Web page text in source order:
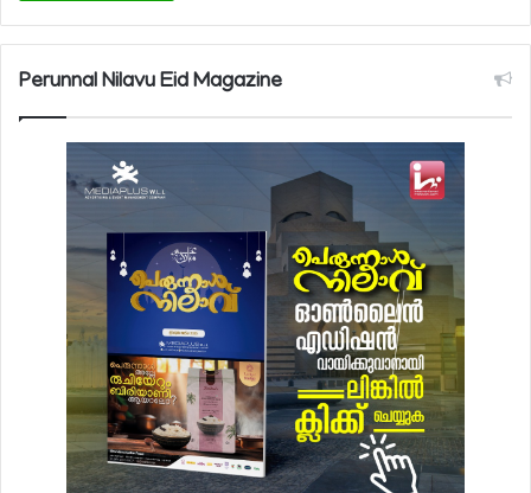
Perunnal Nilavu Eid Magazine